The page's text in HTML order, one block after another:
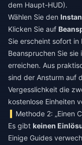
dem Haupt-HUD).
Wählen Sie den
Klicken Sie auf
Sie erscheint sofort in
Beanspruchen Sie sie
erreichen. Aus
sind der Ansturm auf
Vergesslichkeit die
kostenlose Einheiten
Methode 2: „Einen
Es gibt keinen
Einige Guides